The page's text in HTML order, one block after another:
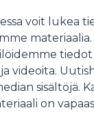
i
av
är
voit lukea
tiedot
videoita.
sisältöjä.
on